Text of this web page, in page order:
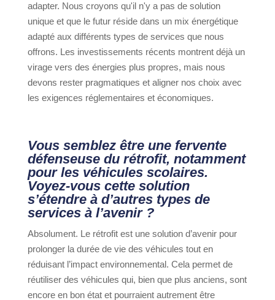
adapter. Nous croyons qu'il n'y a pas de solution
unique et que le futur réside dans un mix énergétique
adapté aux différents types de services que nous
offrons. Les investissements récents montrent déjà un
virage vers des énergies plus propres, mais nous
devons rester pragmatiques et aligner nos choix avec
les exigences réglementaires et économiques.
Vous semblez être une fervente
défenseuse du rétrofit, notamment
pour les véhicules scolaires.
Voyez-vous cette solution
s’étendre à d’autres types de
services à l’avenir ?
Absolument. Le rétrofit est une solution d’avenir pour
prolonger la durée de vie des véhicules tout en
réduisant l’impact environnemental. Cela permet de
réutiliser des véhicules qui, bien que plus anciens, sont
encore en bon état et pourraient autrement être